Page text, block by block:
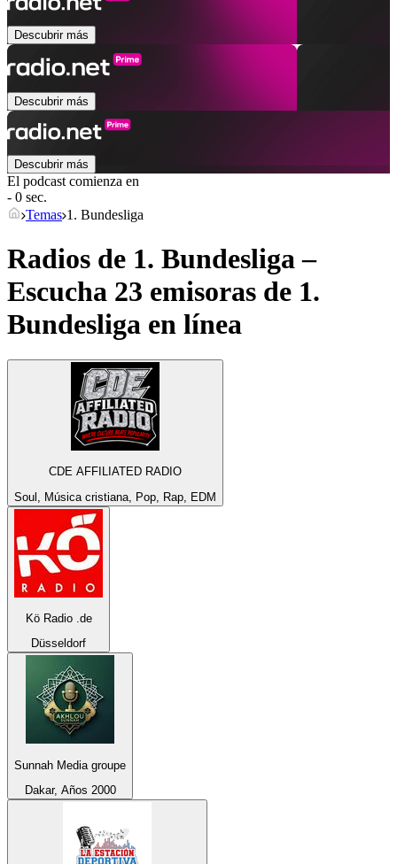
Descubrir más
Descubrir más
Descubrir más
El podcast comienza en
- 0 sec.
Temas 1. Bundesliga
Radios de 1. Bundesliga –
Escucha 23 emisoras de 1.
Bundesliga en línea
CDE AFFILIATED RADIO
Soul, Música cristiana, Pop, Rap, EDM
Kö Radio .de
Düsseldorf
Sunnah Media groupe
Dakar, Años 2000